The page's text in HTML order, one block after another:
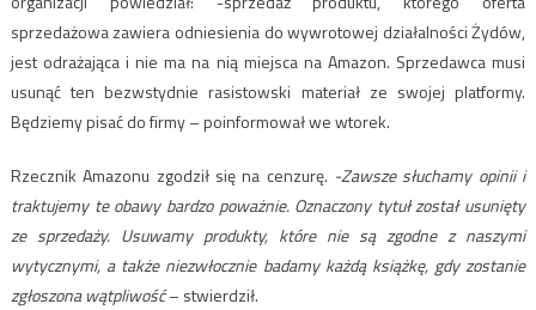
sprzedażowa zawiera odniesienia do wywrotowej działalności Żydów,
jest odrażająca i nie ma na nią miejsca na Amazon. Sprzedawca musi
usunąć ten bezwstydnie rasistowski materiał ze swojej platformy.
Będziemy pisać do firmy – poinformował we wtorek.
Rzecznik Amazonu zgodził się na cenzurę. -Zawsze słuchamy opinii i
traktujemy te obawy bardzo poważnie. Oznaczony tytuł został usunięty
ze sprzedaży. Usuwamy produkty, które nie są zgodne z naszymi
wytycznymi, a także niezwłocznie badamy każdą książkę, gdy zostanie
zgłoszona wątpliwość– stwierdził.